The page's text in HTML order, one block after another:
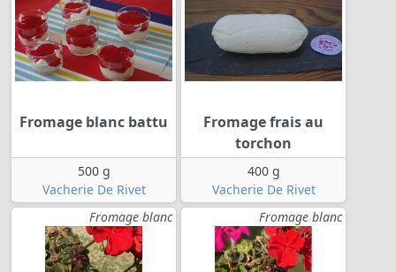
Fromage blanc battu
500 g
Vacherie De Rivet
Fromage frais au
torchon
400 g
Vacherie De Rivet
Fromage blanc
Fromage blanc